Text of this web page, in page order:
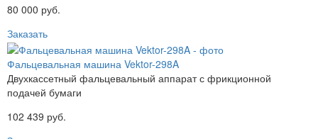
80 000 руб.
Заказать
Фальцевальная машина Vektor-298A
Двухкассетный фальцевальный аппарат с фрикционной
подачей бумаги
102 439 руб.